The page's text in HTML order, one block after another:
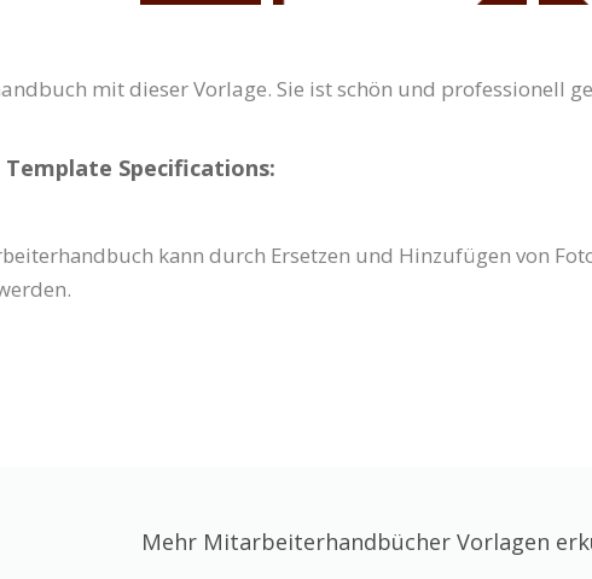
mit dieser Vorlage. Sie ist schön und professionell
Specifications:
kann durch Ersetzen und Hinzufügen von
Mehr Mitarbeiterhandbücher Vorlagen